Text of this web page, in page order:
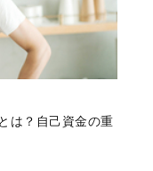
は？自己資金の重